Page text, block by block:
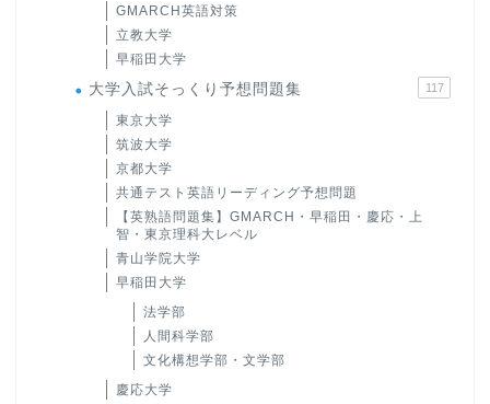
GMARCH英語対策
立教大学
早稲田大学
大学入試そっくり予想問題集 117
東京大学
筑波大学
京都大学
共通テスト英語リーディング予想問題
【英熟語問題集】GMARCH・早稲田・慶応・上
智・東京理科大レベル
青山学院大学
早稲田大学
法学部
人間科学部
文化構想学部・文学部
慶応大学